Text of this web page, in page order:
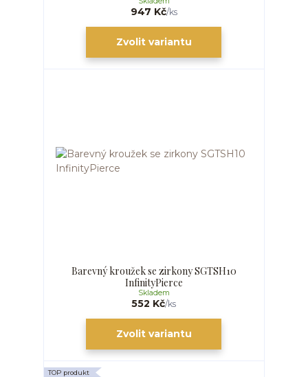
947 Kč/ks
Zvolit variantu
Barevný kroužek se zirkony SGTSH10
InfinityPierce
552 Kč/ks
Skladem
Zvolit variantu
TOP produkt